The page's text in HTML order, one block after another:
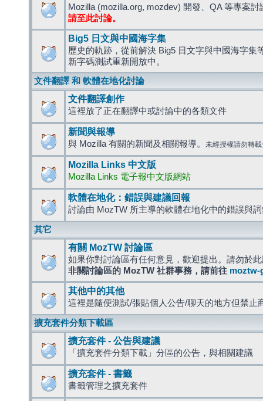
Mozilla (mozilla.org, mozdev) 開發、QA 等專案討
請至此討論。
Big5 日文與中國海字集
歷史的軌跡，從前解決 Big5 日文字與中國海字集
新字碼測試重新開放中。
文件翻譯 和 軟體在地化討論
文件翻譯創作
這裡放了正在翻譯中或討論中的各類文件
新聞與報導
與 Mozilla 有關的新聞及相關報導。 未經授權請勿轉
Mozilla Links 中文版
Mozilla Links 電子報中文版網站
軟體在地化：錯誤與建議回報
討論由 MozTW 所主導的軟體在地化中的錯誤與
其它
有關 MozTW 討論區
如果你對討論區有任何意見，歡迎提出。請勿於
非關討論區的 MozTW 社群事務，請前往 moztw-
其他中的其他
這裡是隨便測試/張貼個人公告/聊天的地方但禁止
擴充套件分類下載區
擴充套件 - 公告與建議
「擴充套件分類下載」分區的公告，與相關建議
擴充套件 - 書籤
書籤管理之擴充套件